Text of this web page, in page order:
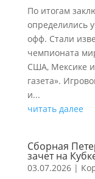
По итогам
определились
офф. Стали
чемпионата
США, Мексике и
газета».
и...
читать далее
Сборная
зачет на
03.07.2026|